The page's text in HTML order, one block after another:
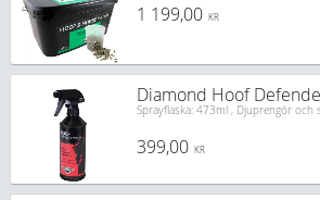
1 199,00
KR
Diamond Hoof
Sprayflaska: 473ml , Djuprengör och
399,00 KR